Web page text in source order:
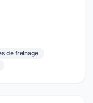
de freinage